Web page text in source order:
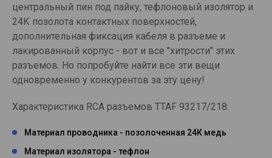
центральный пин под пайку, тефлоновый изолятор и
24К позолота контактных поверхностей,
дополнительная фиксация кабеля в разъеме и
лакированный корпус - вот и все "хитрости" этих
разъемов. Но попробуйте найти все эти вещи
одновременно у конкурентов за эту цену!
Характеристика RCA разъемов TTAF 93217/218:
Материал проводника - позолоченная 24К медь
Материал изолятора - тефлон